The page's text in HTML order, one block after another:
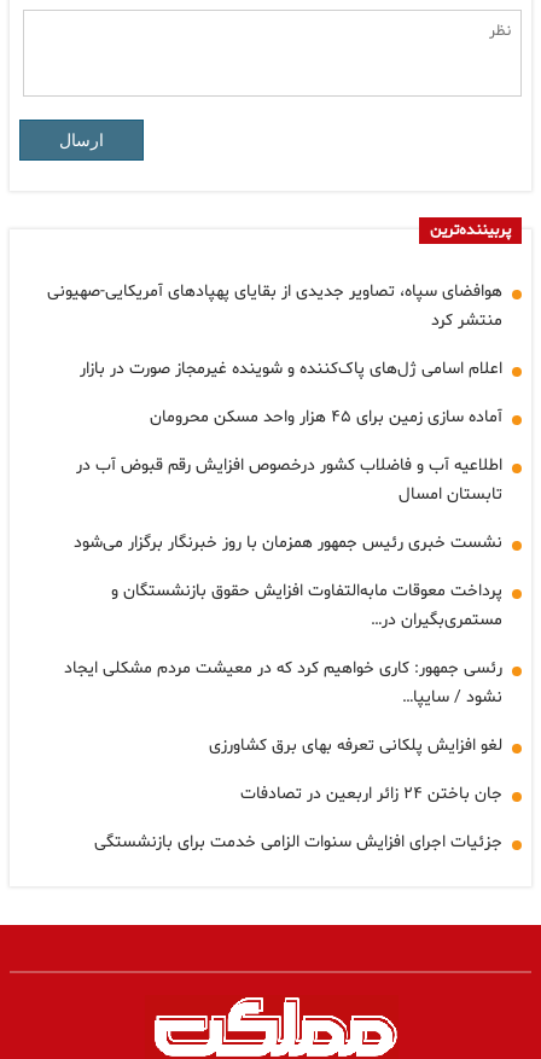
ارسال
پربیننده‌ترین
هوافضای سپاه، تصاویر جدیدی از بقایای پهپادهای آمریکایی-صهیونی
منتشر کرد
اعلام اسامی ژل‌های پاک‌کننده و شوینده غیرمجاز صورت در بازار
آماده سازی زمین برای ۴۵ هزار واحد مسکن محرومان
اطلاعیه آب و فاضلاب کشور درخصوص افزایش رقم قبوض آب در
تابستان امسال
نشست خبری رئیس جمهور همزمان با روز خبرنگار برگزار می‌شود
پرداخت معوقات مابه‌التفاوت افزایش حقوق بازنشستگان و
مستمری‌بگیران در…
رئسی جمهور: کاری خواهیم کرد که در معیشت مردم مشکلی ایجاد
نشود / سایپا…
لغو افزایش پلکانی تعرفه بهای برق کشاورزی
جان باختن ۲۴ زائر اربعین در تصادفات
جزئیات اجرای افزایش سنوات الزامی خدمت برای بازنشستگی